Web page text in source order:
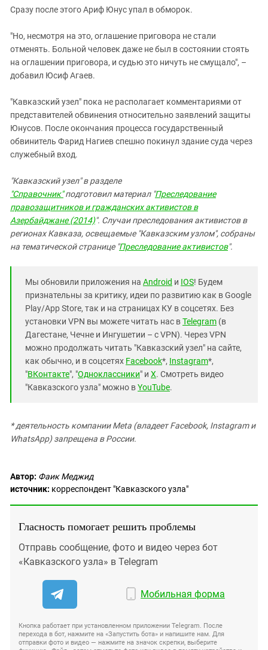
Сразу после этого Ариф Юнус упал в обморок.
"Но, несмотря на это, оглашение приговора не стали
отменять. Больной человек даже не был в состоянии стоять
на оглашении приговора, и судью это ничуть не смущало", –
добавил Юсиф Агаев.
"Кавказский узел" пока не располагает комментариями от
представителей обвинения относительно заявлений защиты
Юнусов. После окончания процесса государственный
обвинитель Фарид Нагиев спешно покинул здание суда через
служебный вход.
"Кавказский узел" в разделе
"Справочник"подготовил материал "Преследование
правозащитников и гражданских активистов в
Азербайджане (2014)". Случаи преследования активистов в
регионах Кавказа, освещаемые "Кавказским узлом", собраны
на тематической странице "Преследование активистов".
Мы обновили приложения на Android и IOS! Будем
признательны за критику, идеи по развитию как в Google
Play/App Store, так и на страницах КУ в соцсетях. Без
установки VPN вы можете читать нас вTelegram (в
Дагестане, Чечне и Ингушетии – с VPN). Через VPN
можно продолжать читать "Кавказский узел" на сайте,
как обычно, и в соцсетях Facebook*, Instagram*,
"ВКонтакте", "Одноклассники" и X. Смотреть видео
"Кавказского узла" можно вYouTube.
* деятельность компании Meta (владеет Facebook, Instagram и
WhatsApp) запрещена в России.
Автор: Фаик Меджид
источник: корреспондент "Кавказского узла"
Гласность помогает решить проблемы
Отправь сообщение, фото и видео через бот
«Кавказского узла» в Telegram
Мобильная форма
Кнопка работает при установленном приложении Telegram. После
перехода в бот, нажмите на «Запустить бота» и напишите нам. Для
отправки фото и видео — нажмите на значок скрепки, выберите